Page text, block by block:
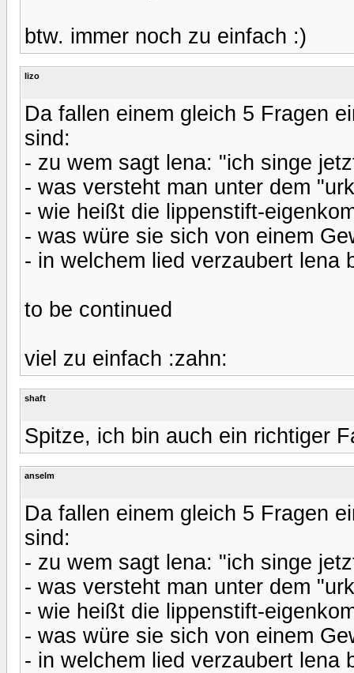
btw. immer noch zu einfach :)
lizo
Da fallen einem gleich 5 Fragen
sind:
- zu wem sagt lena: "ich singe
- was versteht man unter dem
- wie heißt die lippenstift-
- was würe sie sich von einem
- in welchem lied verzaubert lena
to be continued
viel zu einfach :zahn:
shaft
Spitze, ich bin auch ein richtiger
anselm
Da fallen einem gleich 5 Fragen
sind:
- zu wem sagt lena: "ich singe
- was versteht man unter dem
- wie heißt die lippenstift-
- was würe sie sich von einem
- in welchem lied verzaubert lena